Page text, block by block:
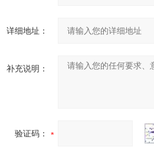
详细地址：
补充说明：
验证码：